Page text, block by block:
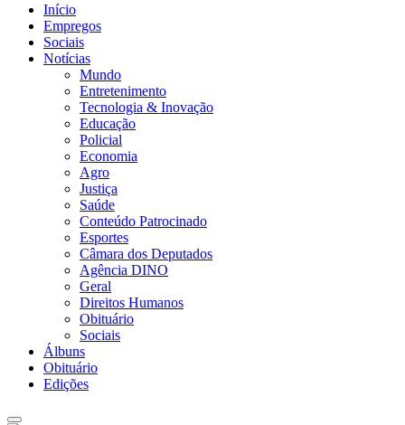
Início
Empregos
Sociais
Notícias
Mundo
Entretenimento
Tecnologia & Inovação
Educação
Policial
Economia
Agro
Justiça
Saúde
Conteúdo Patrocinado
Esportes
Câmara dos Deputados
Agência DINO
Geral
Direitos Humanos
Obituário
Sociais
Álbuns
Obituário
Edições